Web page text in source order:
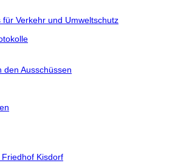
für Verkehr und Umweltschutz
den Ausschüssen
Kisdorf